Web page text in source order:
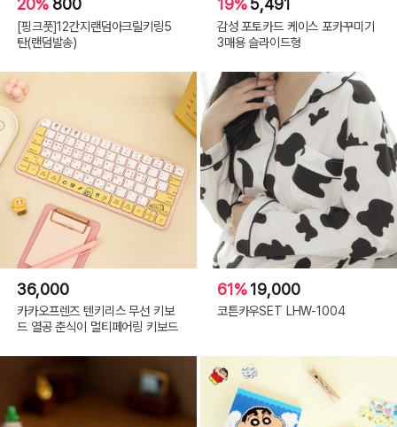
20% 800
[핑크풋]12간지랜덤아크릴키링5
탄(랜덤발송)
19%5,491
감성 포토카드 케이스 포카꾸미기
3매용 슬라이드형
36,000
카카오프렌즈 텐키리스 무선 키보
드 열공 춘식이 멀티페어링 키보드
61%19,000
코튼카우SET LHW-1004